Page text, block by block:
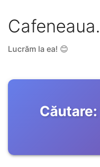
Lucrăm la ea! 😊
Căutare: